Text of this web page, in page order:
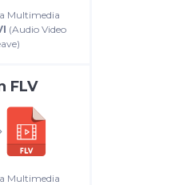
Multimedia
(Audio Video
FLV
Multimedia